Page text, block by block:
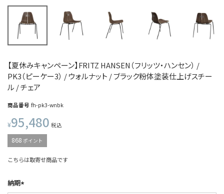
【夏休みキャンペーン】FRITZ HANSEN（フリッツ・ハンセン） /
PK3（ピーケー3） / ウォルナット / ブラック粉体塗装仕上げスチー
ル / チェア
商品番号 fh-pk3-wnbk
¥95,480 税込
868 ポイント
こちらは取寄せ商品です
納期